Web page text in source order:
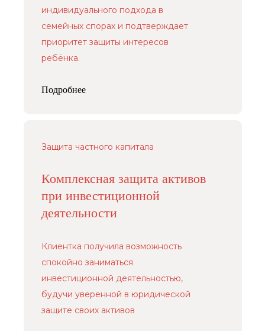
индивидуального подхода в
семейных спорах и подтверждает
приоритет защиты интересов
ребёнка.
Подробнее
Защита частного капитала
Комплексная защита активов
при инвестиционной
деятельности
Клиентка получила возможность
спокойно заниматься
инвестиционной деятельностью,
будучи уверенной в юридической
защите своих активов